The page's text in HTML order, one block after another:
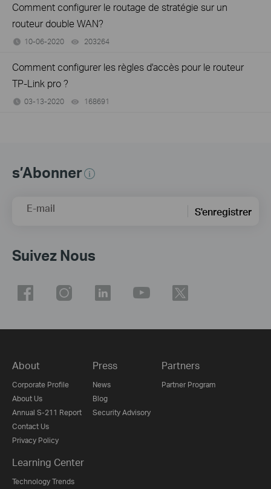
Comment configurer le routage de stratégie sur un
routeur double WAN?
10-06-2020 203264
Comment configurer les règles d'accès pour le routeur
TP-Link pro ?
03-13-2020 168691
s’Abonner
E-mail S'enregistrer
Suivez Nous
About
Corporate Profile
About Us
Annual S-211 Report
Contact Us
Privacy Policy
Press
News
Blog
Security Advisory
Partners
Partner Program
Learning Center
Technology Trends